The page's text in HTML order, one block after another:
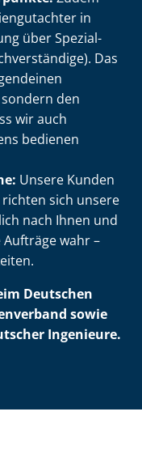
in
über Spe­zi­al­
Das
den
wir auch
bedienen
Unsere Kunden
sich unsere
nach Ihnen und
wahr –
Deutschen
sowie
Ingenieure.